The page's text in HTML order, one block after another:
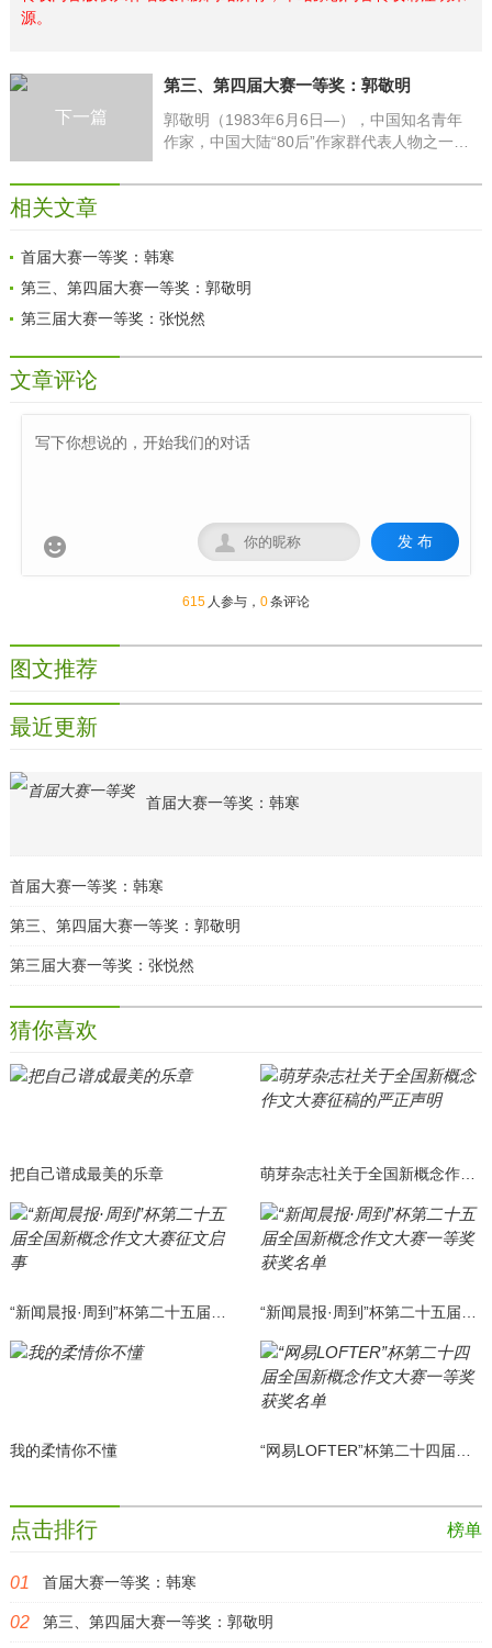
源。
下一篇
第三、第四届大赛一等奖：郭敬明
郭敬明（1983年6月6日—），中国知名青年
作家，中国大陆“80后”作家群代表人物之一，
说》、《最漫画》、《放课后》杂志主编。出
相关文章
首届大赛一等奖：韩寒
第三、第四届大赛一等奖：郭敬明
第三届大赛一等奖：张悦然
文章评论
 发 布

615 人参与， 0条评论
图文推荐
最近更新
首届大赛一等奖：韩寒
首届大赛一等奖：韩寒
第三、第四届大赛一等奖：郭敬明
第三届大赛一等奖：张悦然
猜你喜欢
把自己谱成最美的乐章 萌芽杂志社关于全国新概念作文大赛征稿的严正声明
我的柔情你不懂
榜单
点击排行
首届大赛一等奖：韩寒
第三、第四届大赛一等奖：郭敬明